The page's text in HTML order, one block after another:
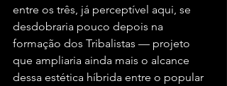
entre os três, já perceptível aqui, se
desdobraria pouco depois na
formação dos Tribalistas — projeto
que ampliaria ainda mais o alcance
dessa estética híbrida entre o popular